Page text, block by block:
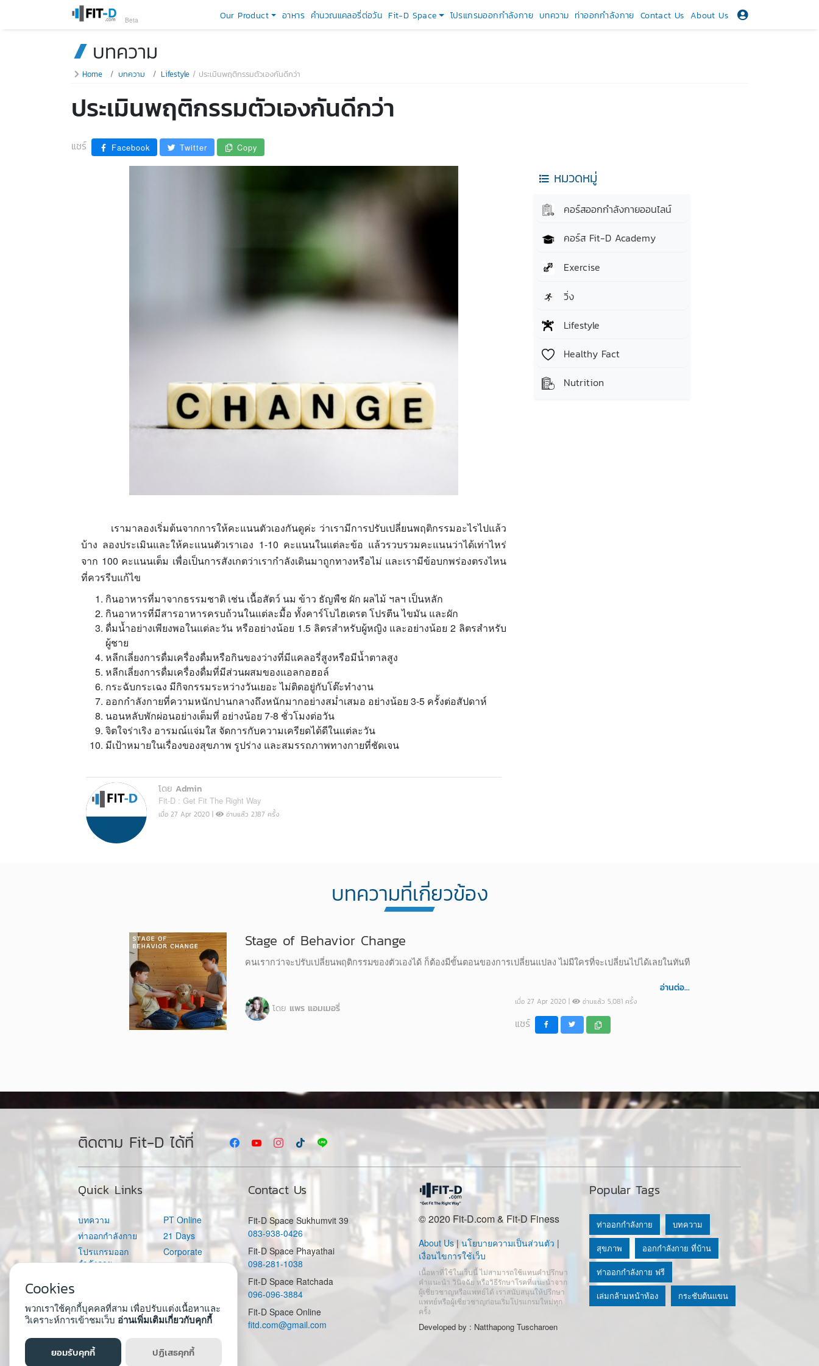
Our Product อาหาร คำนวณแคลอรี่ต่อวัน Fit-D Space โปรแกรมออกกำลังกาย บทความ ท่าออกกำลังกาย Contact Us About Us
Beta
บทความ
Home บทความ Lifestyle ประเมินพฤติกรรมตัวเองกันดีกว่า
ประเมินพฤติกรรมตัวเองกันดีกว่า
แชร์ Facebook Twitter Copy
เรามาลองเริ่มต้นจากการให้คะแนนตัวเองกันดูค่ะ ว่าเรามีการปรับเปลี่ยนพฤติกรรมอะไรไปแล้ว
บ้าง ลองประเมินและให้คะแนนตัวเราเอง 1-10 คะแนนในแต่ละข้อ แล้วรวบรวมคะแนนว่าได้เท่าไหร่
จาก 100 คะแนนเต็ม เพื่อเป็นการสังเกตว่าเรากำลังเดินมาถูกทางหรือไม่ และเรามีข้อบกพร่องตรงไหน
ที่ควรรีบแก้ไข
กินอาหารที่มาจากธรรมชาติ เช่น เนื้อสัตว์ นม ข้าว ธัญพืช ผัก ผลไม้ ฯลฯ เป็นหลัก
กินอาหารที่มีสารอาหารครบถ้วนในแต่ละมื้อ ทั้งคาร์โบไฮเดรต โปรตีน ไขมัน และผัก
ดื่มน้ำอย่างเพียงพอในแต่ละวัน หรืออย่างน้อย 1.5 ลิตรสำหรับผู้หญิง และอย่างน้อย 2 ลิตรสำหรับ
ผู้ชาย
หลีกเลี่ยงการดื่มเครื่องดื่มหรือกินของว่างที่มีแคลอรี่สูงหรือมีน้ำตาลสูง
หลีกเลี่ยงการดื่มเครื่องดื่มที่มีส่วนผสมของแอลกอฮอล์
กระฉับกระเฉง มีกิจกรรมระหว่างวันเยอะ ไม่ติดอยู่กับโต๊ะทำงาน
ออกกำลังกายที่ความหนักปานกลางถึงหนักมากอย่างสม่ำเสมอ อย่างน้อย 3-5 ครั้งต่อสัปดาห์
นอนหลับพักผ่อนอย่างเต็มที่ อย่างน้อย 7-8 ชั่วโมงต่อวัน
จิตใจร่าเริง อารมณ์แจ่มใส จัดการกับความเครียดได้ดีในแต่ละวัน
มีเป้าหมายในเรื่องของสุขภาพ รูปร่าง และสมรรถภาพทางกายที่ชัดเจน
โดย Admin
Fit-D : Get Fit The Right Way
เมื่อ 27 Apr 2020 | อ่านแล้ว 2,187 ครั้ง
หมวดหมู่
คอร์สออกกำลังกายออนไลน์
คอร์ส Fit-D Academy
Exercise
วิ่ง
Lifestyle
Healthy Fact
Nutrition
บทความที่เกี่ยวข้อง
Stage of Behavior Change
คนเรากว่าจะปรับเปลี่ยนพฤติกรรมของตัวเองได้ ก็ต้องมีขั้นตอนของการเปลี่ยนแปลง ไม่มีใครที่จะเปลี่ยนไปได้เลยในทันที
อ่านต่อ...
โดย แพร แอมเมอรี่ เมื่อ 27 Apr 2020 | อ่านแล้ว 5,081 ครั้ง
แชร์
ติดตาม Fit-D ได้ที่
Quick Links
บทความ
ท่าออกกำลังกาย
โปรแกรมออก
กำลังกาย
วัน
PT Online
21 Days
Corporate
Contact Us
Fit-D Space Sukhumvit 39
083-938-0426
Fit-D Space Phayathai
098-281-1038
Fit-D Space Ratchada
096-096-3884
Fit-D Space Online
fitd.com@gmail.com
© 2020 Fit-D.com & Fit-D Finess
About Us| นโยบายความเป็นส่วนตัว |
เงื่อนไขการใช้เว็บ
เนื้อหาที่ใช้ในเว็บนี้ ไม่สามารถใช้แทนคำปรึกษา
คำแนะนำ วินิจฉัย หรือวิธีรักษาโรคที่แนะนำจาก
ผู้เชี่ยวชาญหรือแพทย์ได้ เราสนับสนุนให้ปรึกษา
แพทย์หรือผู้เชี่ยวชาญก่อนเริ่มโปรแกรมใหม่ทุก
ครั้ง
Developed by : Natthapong Tuscharoen
Popular Tags
ท่าออกกำลังกาย บทความ
สุขภาพ ออกกำลังกาย ที่บ้าน
ท่าออกกำลังกาย ฟรี
เล่มกล้ามหน้าท้อง กระชับต้นแขน
Cookies
พวกเราใช้คุกกี้บุคคลที่สาม เพื่อปรับแต่งเนื้อหาและ
วิเคราะห์การเข้าชมเว็บ อ่านเพิ่มเติมเกี่ยวกับคุกกี้
ยอมรับคุกกี้ ปฏิเสธคุกกี้